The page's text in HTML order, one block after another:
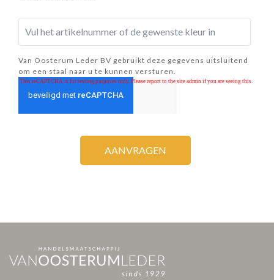
Van Oosterum Leder BV gebruikt deze gegevens uitsluitend
om een staal naar u te kunnen versturen.